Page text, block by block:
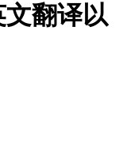
翻译以